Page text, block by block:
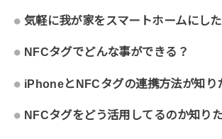
気軽に我が家をスマートホームにし
NFCタグでどんな事ができる？
iPhoneとNFCタグの連携方法が知り
NFCタグをどう活用してるのか知り